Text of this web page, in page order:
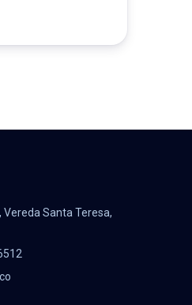
Vereda Santa Teresa,